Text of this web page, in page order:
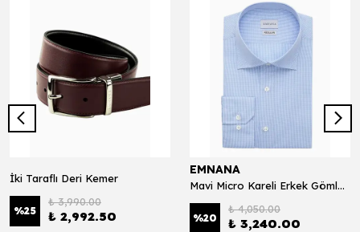
İki Taraflı Deri Kemer
%25
₺ 3,990.00
₺ 2,992.50
EMNANA
Mavi Micro Kareli Erkek Gömlek Exclusive 120*2
%20
₺ 4,050.00
₺ 3,240.00